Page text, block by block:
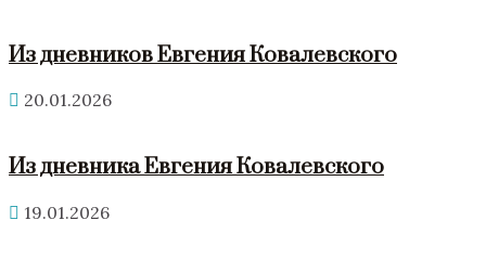
Из дневников Евгения Ковалевского
20.01.2026
Из дневника Евгения Ковалевского
19.01.2026